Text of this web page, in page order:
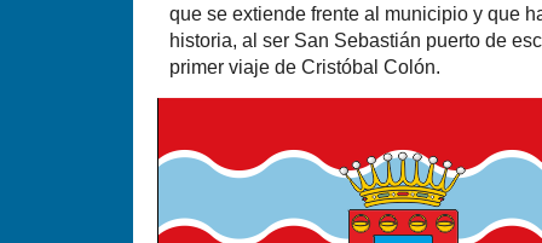
que se extiende frente al municipio y que
historia, al ser San Sebastián puerto de
primer viaje de Cristóbal Colón.